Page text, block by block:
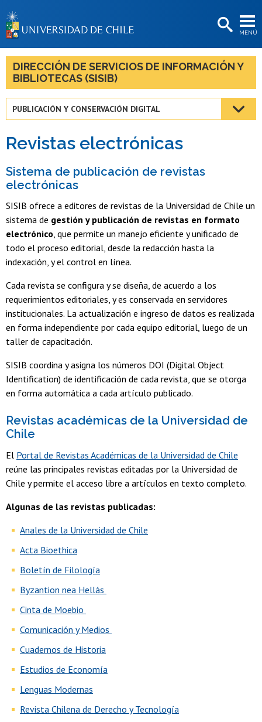
MENÚ
BIBLIOTECAS
LA UNIVERSIDAD
Postulantes
Estudiantes
DIRECCIÓN DE SERVICIOS DE INFORMACIÓN Y
BIBLIOTECAS (SISIB)
PUBLICACIÓN Y CONSERVACIÓN DIGITAL
Revistas electrónicas
Sistema de publicación de revistas
electrónicas
SISIB ofrece a editores de revistas de la Universidad de Chile un
sistema de gestión y publicación de revistas en formato
electrónico, que permite un manejo eficiente y unificado de
todo el proceso editorial, desde la redacción hasta la
indexación, y el control en línea.
Cada revista se configura y se diseña, de acuerdo a los
requerimientos editoriales, y es conservada en servidores
institucionales. La actualización e ingreso de datos es realizada
en forma independiente por cada equipo editorial, luego de un
taller de capacitación.
SISIB coordina y asigna los números DOI (Digital Object
Identification) de identificación de cada revista, que se otorga
en forma automática a cada artículo publicado.
Revistas académicas de la Universidad de
Chile
El Portal de Revistas Académicas de la Universidad de Chile
reúne las principales revistas editadas por la Universidad de
Chile y permite el acceso libre a artículos en texto completo.
Algunas de las revistas publicadas:
Anales de la Universidad de Chile
Acta Bioethica
Boletín de Filología
Byzantion nea Hellás
Cinta de Moebio
Comunicación y Medios
Cuadernos de Historia
Estudios de Economía
Lenguas Modernas
Revista Chilena de Derecho y Tecnología